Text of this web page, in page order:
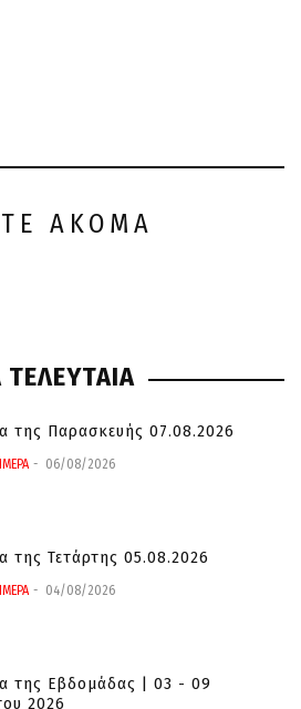
ΑΚΟΜΑ
ΤΕΛΕΥΤΑΙΑ
της Παρασκευής 07.08.2026
06/08/2026
της Τετάρτης 05.08.2026
04/08/2026
της Εβδομάδας | 03 - 09
2026